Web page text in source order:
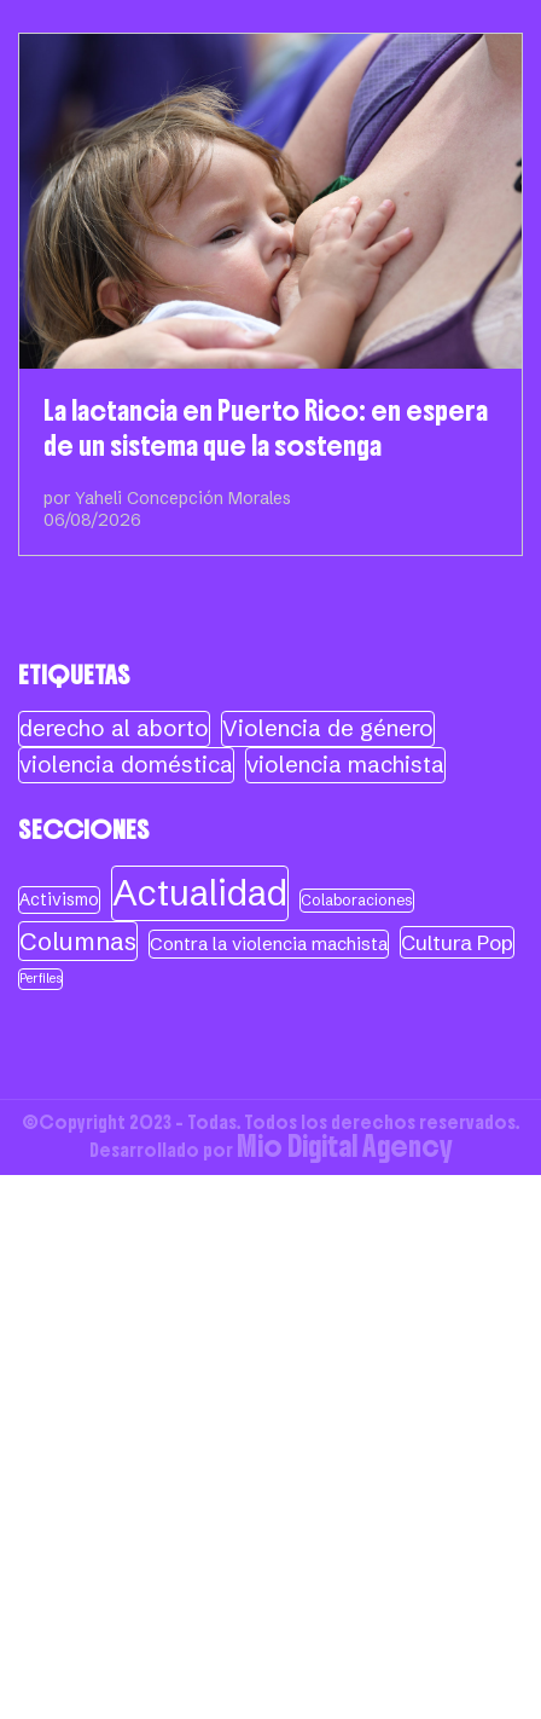
La lactancia en Puerto Rico: en espera
de un sistema que la sostenga
por Yaheli Concepción Morales
06/08/2026
ETIQUETAS
derecho al aborto Violencia de género
violencia doméstica violencia machista
SECCIONES
Activismo Actualidad Colaboraciones
Columnas Contra la violencia machista Cultura Pop
Perfiles
©Copyright 2023 - Todas. Todos los derechos reservados.
Desarrollado por Mio Digital Agency